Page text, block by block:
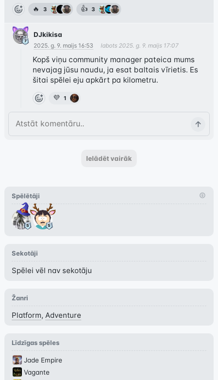
🔥 3 👍 3
DJkikisa
2025. g. 9. maijs 16:53 labots 2025. g. 9. maijs 17:07
Kopš viņu community manager pateica mums
nevajag jūsu naudu, ja esat baltais vīrietis. Es
💜 1
Ielādēt vairāk
Spēlētāji
Sekotāji
Spēlei vēl nav sekotāju
Žanri
Platform, Adventure
Līdzīgas spēles
Jade Empire
Vagante